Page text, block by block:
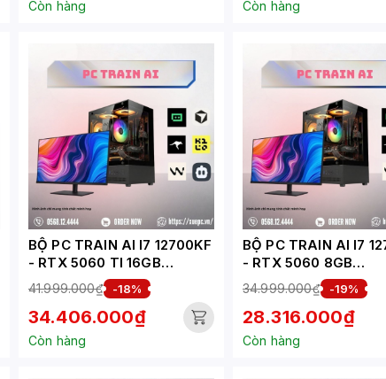
Còn hàng Còn hàng
BỘ PC TRAIN AI I7 12700KF
- RTX 5060 TI 16GB
(XUEPC091)
41.999.000₫ -18%
34.406.000₫
Còn hàng
BỘ PC TRAIN AI I7
- RTX 5060 8GB
(XUEPC090-TA)
34.999.000₫ -19%
28.316.000₫
Còn hàng